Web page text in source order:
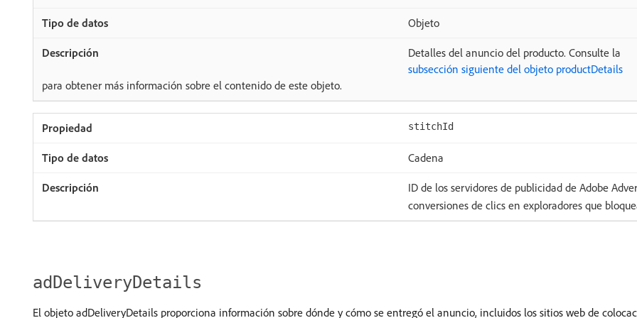
Objeto
Detalles del anuncio del producto. Consulte la
subsección siguiente del objeto productDetails
para obtener más información sobre el contenido de este objeto.
stitchId
Cadena
ID de los servidores de publicidad de Adobe
conversiones de clics en exploradores que
adDeliveryDetails
El objeto adDeliveryDetails proporciona información sobre dónde y cómo se entregó el anuncio, incluidos los sitios web de